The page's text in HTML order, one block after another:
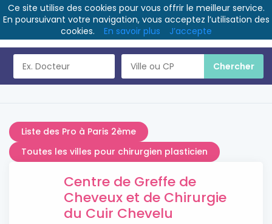
Liste des Pro à Paris 2ème
Toutes les villes pour chirurgien plasticien
Centre de Greffe de
Cheveux et de Chirurgie
du Cuir Chevelu
Ce site utilise des cookies pour vous offrir le meilleur service.
En poursuivant votre navigation, vous acceptez l’utilisation des
cookies.
En savoir plus J’accepte